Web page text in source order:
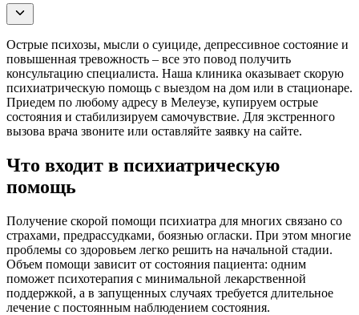
Острые психозы, мысли о суициде, депрессивное состояние и
повышенная тревожность – все это повод получить
консультацию специалиста. Наша клиника оказывает скорую
психиатрическую помощь с выездом на дом или в стационаре.
Приедем по любому адресу в Мелеузе, купируем острые
состояния и стабилизируем самочувствие. Для экстренного
вызова врача звоните или оставляйте заявку на сайте.
Что входит в психиатрическую
помощь
Получение скорой помощи психиатра для многих связано со
страхами, предрассудками, боязнью огласки. При этом многие
проблемы со здоровьем легко решить на начальной стадии.
Объем помощи зависит от состояния пациента: одним
поможет психотерапия с минимальной лекарственной
поддержкой, а в запущенных случаях требуется длительное
лечение с постоянным наблюдением состояния.